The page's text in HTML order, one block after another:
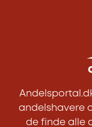
andelshavere
de finde alle